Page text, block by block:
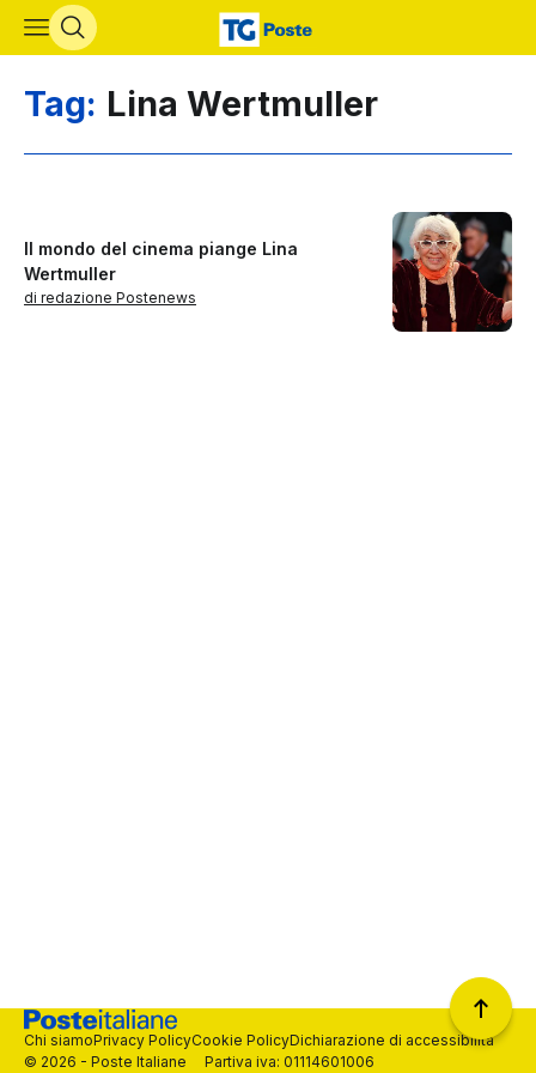
Vai al contenuto principale
Tag: Lina Wertmuller
Il mondo del cinema piange Lina
Wertmuller
di redazione Postenews
© 2026 - Poste Italiane Partiva iva: 01114601006
Chi siamoPrivacy PolicyCookie PolicyDichiarazione di accessibilità